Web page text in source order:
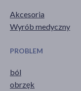
Akcesoria
Wyrób medyczny
PROBLEM
ból
obrzęk